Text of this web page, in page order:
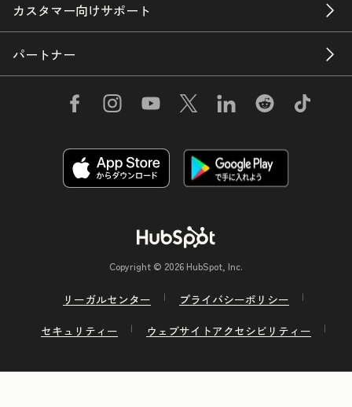
カスタマー向けサポート
パートナー
Copyright © 2026 HubSpot, Inc.
リーガルセンター
プライバシーポリシー
セキュリティー
ウェブサイトアクセシビリティー